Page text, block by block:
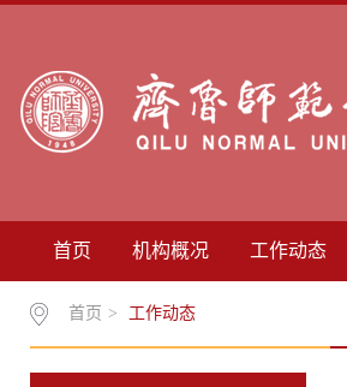
首页 机构概况 工作动态
首页 > 工作动态